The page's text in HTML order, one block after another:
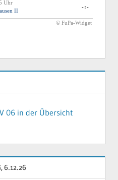
06 in der Übersicht
6.12.26